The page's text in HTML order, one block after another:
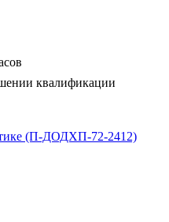
квалификации
(П-ДОДХП-72-2412)